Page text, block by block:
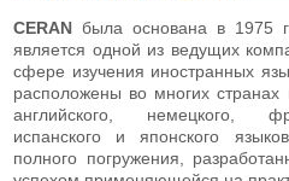
CERAN была основана в 1975
является одной из ведущих
сфере изучения иностранных
расположены во многих
английского, немецкого,
испанского и японского
полного погружения,